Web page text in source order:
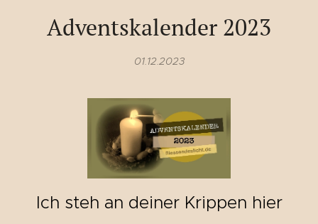
Adventskalender 2023
01.12.2023
Ich steh an deiner Krippen hier